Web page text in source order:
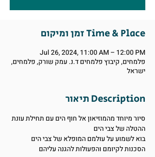
זמן ומיקום Time & Place
Jul 26, 2024, 11:00 AM – 12:00 PM
פלמחים, קיבוץ פלמחים ד.נ. עמק שורק, פלמחים,
ישראל
תיאור Description
סיור מיוחד מהמוזיאון אל חוף הים עם תחילת עונת
ההטלה של צבי הים
בוא לשמוע על עולמם המופלא של צבי הים
הסכנות לקיומם והפעולות להגנה עליהם